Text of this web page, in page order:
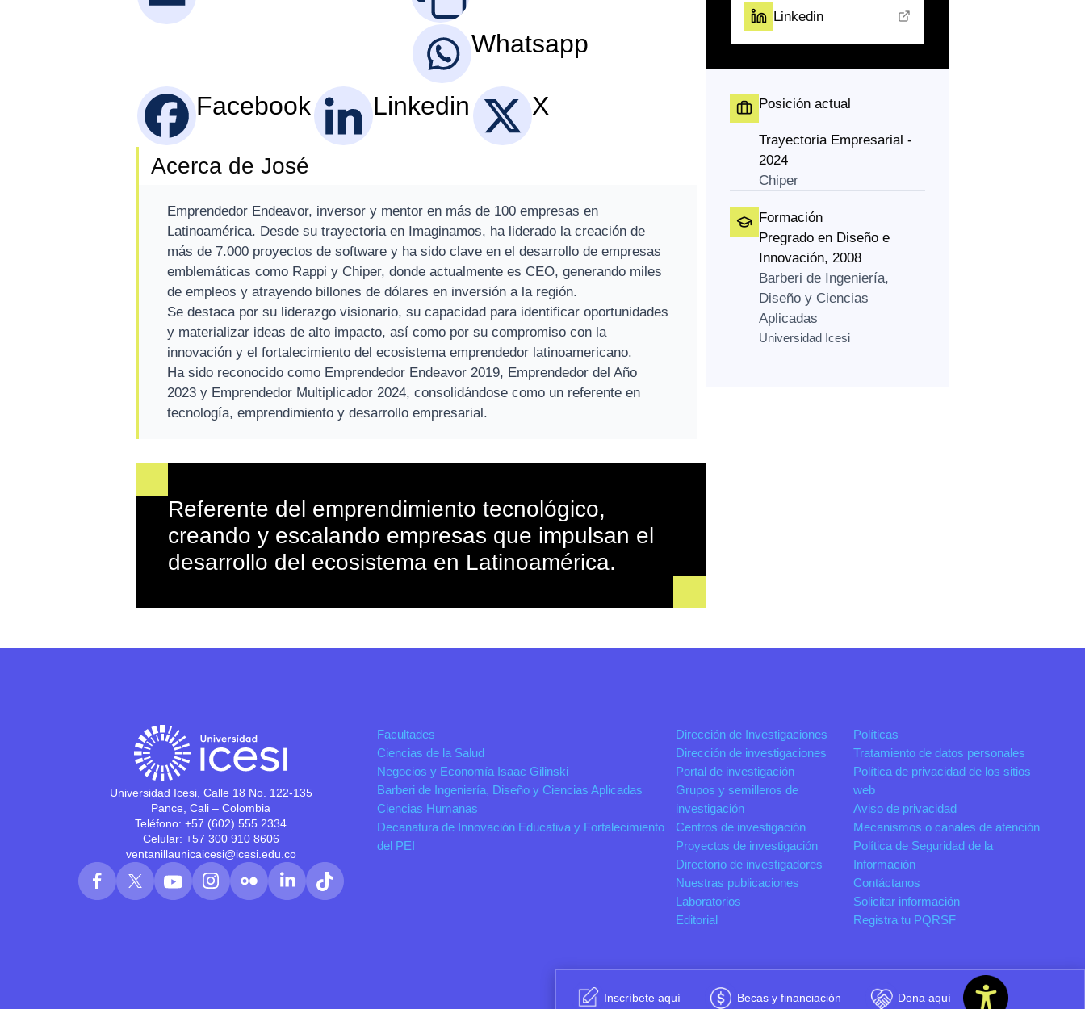
Whatsapp
Facebook Linkedin X
Acerca de José
Emprendedor Endeavor, inversor y mentor en más de 100 empresas en
Latinoamérica. Desde su trayectoria en Imaginamos, ha liderado la creación de
más de 7.000 proyectos de software y ha sido clave en el desarrollo de empresas
emblemáticas como Rappi y Chiper, donde actualmente es CEO, generando miles
de empleos y atrayendo billones de dólares en inversión a la región.
Se destaca por su liderazgo visionario, su capacidad para identificar oportunidades
y materializar ideas de alto impacto, así como por su compromiso con la
innovación y el fortalecimiento del ecosistema emprendedor latinoamericano.
Ha sido reconocido como Emprendedor Endeavor 2019, Emprendedor del Año
2023 y Emprendedor Multiplicador 2024, consolidándose como un referente en
tecnología, emprendimiento y desarrollo empresarial.
Referente del emprendimiento tecnológico,
creando y escalando empresas que impulsan el
desarrollo del ecosistema en Latinoamérica.
Linkedin
Posición actual
Trayectoria Empresarial -
2024
Chiper
Formación
Pregrado en Diseño e
Innovación, 2008
Barberi de Ingeniería,
Diseño y Ciencias
Aplicadas
Universidad Icesi
Universidad Icesi, Calle 18 No. 122-135
Pance, Cali – Colombia
Teléfono: +57 (602) 555 2334
Celular: +57 300 910 8606
ventanillaunicaicesi@icesi.edu.co
Facultades
Ciencias de la Salud
Negocios y Economía Isaac Gilinski
Barberi de Ingeniería, Diseño y Ciencias Aplicadas
Ciencias Humanas
Decanatura de Innovación Educativa y Fortalecimiento
del PEI
Dirección de Investigaciones
Dirección de investigaciones
Portal de investigación
Grupos y semilleros de
investigación
Centros de investigación
Proyectos de investigación
Directorio de investigadores
Nuestras publicaciones
Laboratorios
Editorial
Políticas
Tratamiento de datos personales
Política de privacidad de los sitios
web
Aviso de privacidad
Mecanismos o canales de atención
Política de Seguridad de la
Información
Contáctanos
Solicitar información
Registra tu PQRSF
Inscríbete aquí Becas y financiación Dona aquí